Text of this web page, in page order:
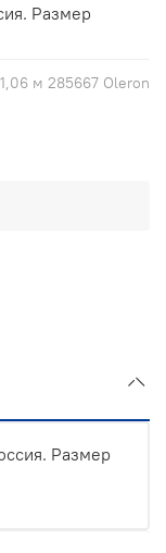
м 285667 Oleron
Размер
Размер